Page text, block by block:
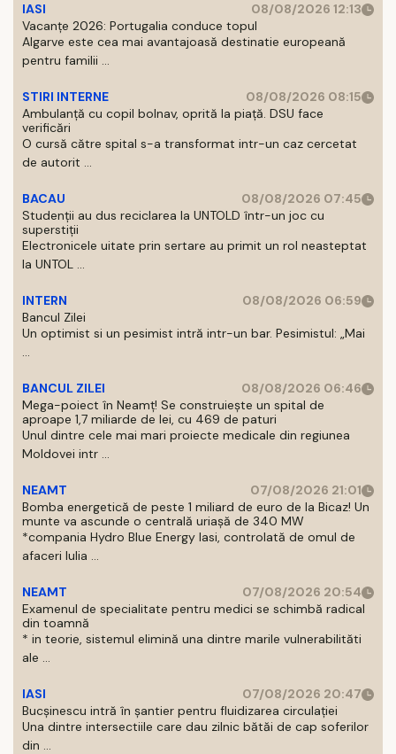
IASI
08/08/2026 12:13
Vacanțe 2026: Portugalia conduce topul
Algarve este cea mai avantajoasă destinatie europeană
pentru familii ...
STIRI INTERNE
08/08/2026 08:15
Ambulanță cu copil bolnav, oprită la piață. DSU face
verificări
O cursă către spital s-a transformat intr-un caz cercetat
de autorit ...
BACAU
08/08/2026 07:45
Studenții au dus reciclarea la UNTOLD într-un joc cu
superstiții
Electronicele uitate prin sertare au primit un rol neasteptat
la UNTOL ...
INTERN
08/08/2026 06:59
Bancul Zilei
Un optimist si un pesimist intră intr-un bar. Pesimistul: „Mai
...
BANCUL ZILEI
08/08/2026 06:46
Mega-poiect în Neamț! Se construiește un spital de
aproape 1,7 miliarde de lei, cu 469 de paturi
Unul dintre cele mai mari proiecte medicale din regiunea
Moldovei intr ...
NEAMT
07/08/2026 21:01
Bomba energetică de peste 1 miliard de euro de la Bicaz! Un
munte va ascunde o centrală uriașă de 340 MW
*compania Hydro Blue Energy Iasi, controlată de omul de
afaceri Iulia ...
NEAMT
07/08/2026 20:54
Examenul de specialitate pentru medici se schimbă radical
din toamnă
* in teorie, sistemul elimină una dintre marile vulnerabilităti
ale ...
IASI
07/08/2026 20:47
Bucșinescu intră în șantier pentru fluidizarea circulației
Una dintre intersectiile care dau zilnic bătăi de cap soferilor
din ...